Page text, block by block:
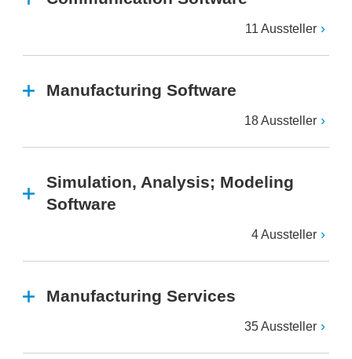
11 Aussteller
Manufacturing Software
18 Aussteller
Simulation, Analysis; Modeling
Software
4 Aussteller
Manufacturing Services
35 Aussteller